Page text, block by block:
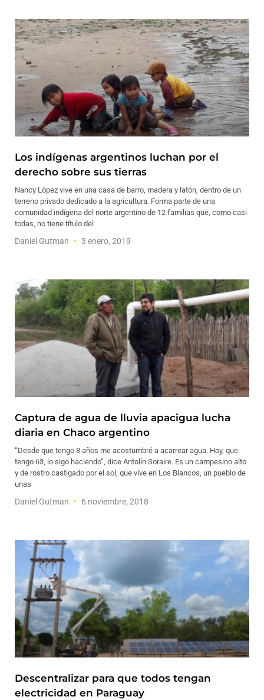
Los indígenas argentinos luchan por el
derecho sobre sus tierras
Nancy López vive en una casa de barro, madera y latón, dentro de un
terreno privado dedicado a la agricultura. Forma parte de una
comunidad indígena del norte argentino de 12 familias que, como casi
todas, no tiene título del
Daniel Gutman 3 enero, 2019
Captura de agua de lluvia apacigua lucha
diaria en Chaco argentino
“Desde que tengo 8 años me acostumbré a acarrear agua. Hoy, que
tengo 63, lo sigo haciendo”, dice Antolín Soraire. Es un campesino alto
y de rostro castigado por el sol, que vive en Los Blancos, un pueblo de
unas
Daniel Gutman 6 noviembre, 2018
Descentralizar para que todos tengan
electricidad en Paraguay